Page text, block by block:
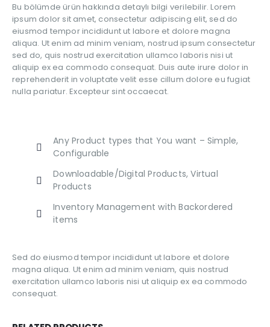
Bu bölümde ürün hakkında detaylı bilgi verilebilir. Lorem
ipsum dolor sit amet, consectetur adipiscing elit, sed do
eiusmod tempor incididunt ut labore et dolore magna
aliqua. Ut enim ad minim veniam, nostrud ipsum consectetur
sed do, quis nostrud exercitation ullamco laboris nisi ut
aliquip ex ea commodo consequat. Duis aute irure dolor in
reprehenderit in voluptate velit esse cillum dolore eu fugiat
nulla pariatur. Excepteur sint occaecat.
Any Product types that You want – Simple,
Configurable
Downloadable/Digital Products, Virtual
Products
Inventory Management with Backordered
items
Sed do eiusmod tempor incididunt ut labore et dolore
magna aliqua. Ut enim ad minim veniam, quis nostrud
exercitation ullamco laboris nisi ut aliquip ex ea commodo
consequat.